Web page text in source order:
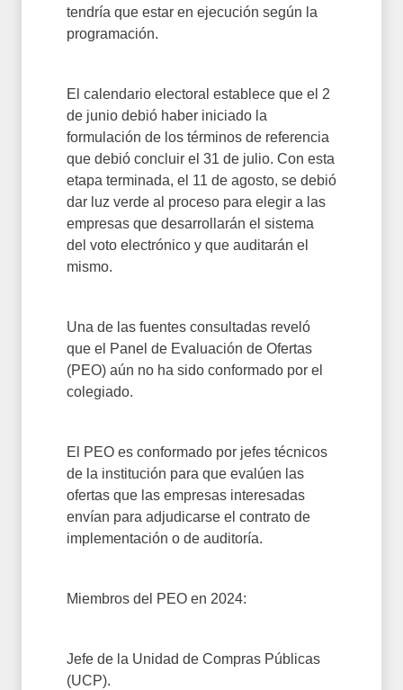
tendría que estar en ejecución según la
programación.
El calendario electoral establece que el 2
de junio debió haber iniciado la
formulación de los términos de referencia
que debió concluir el 31 de julio. Con esta
etapa terminada, el 11 de agosto, se debió
dar luz verde al proceso para elegir a las
empresas que desarrollarán el sistema
del voto electrónico y que auditarán el
mismo.
Una de las fuentes consultadas reveló
que el Panel de Evaluación de Ofertas
(PEO) aún no ha sido conformado por el
colegiado.
El PEO es conformado por jefes técnicos
de la institución para que evalúen las
ofertas que las empresas interesadas
envían para adjudicarse el contrato de
implementación o de auditoría.
Miembros del PEO en 2024:
Jefe de la Unidad de Compras Públicas
(UCP).